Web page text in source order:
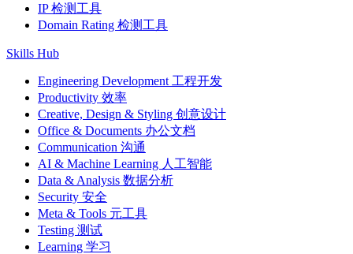
IP 检测工具
Domain Rating 检测工具
Skills Hub
Engineering Development 工程开发
Productivity 效率
Creative, Design & Styling 创意设计
Office & Documents 办公文档
Communication 沟通
AI & Machine Learning 人工智能
Data & Analysis 数据分析
Security 安全
Meta & Tools 元工具
Testing 测试
Learning 学习